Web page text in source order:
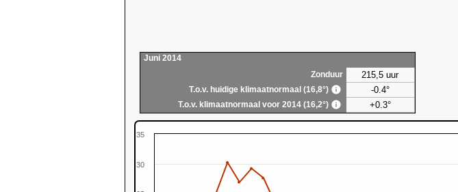
Juni 2014
Zonduur
215,5 uur
T.o.v. huidige klimaatnormaal (16,8°) -0.4°
T.o.v. klimaatnormaal voor 2014 (16,2°) +0.3°
30
35